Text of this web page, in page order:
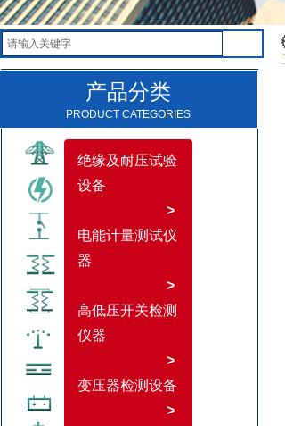
绝缘及耐压试验
设备
>
电能计量测试仪
器
>
高低压开关检测
仪器
>
变压器检测设备
>
产品分类
PRODUCT CATEGORIES